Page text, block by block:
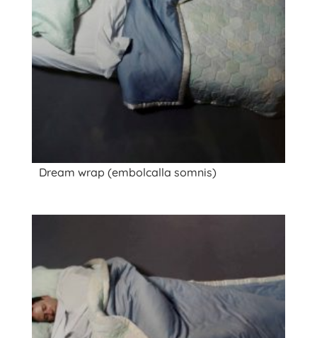
Dream wrap (embolcalla somnis)